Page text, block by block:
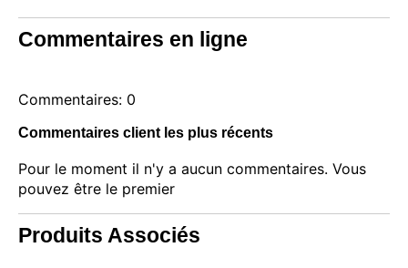
Commentaires en ligne
Commentaires: 0
Commentaires client les plus récents
Pour le moment il n'y a aucun commentaires. Vous
pouvez être le premier
Produits Associés